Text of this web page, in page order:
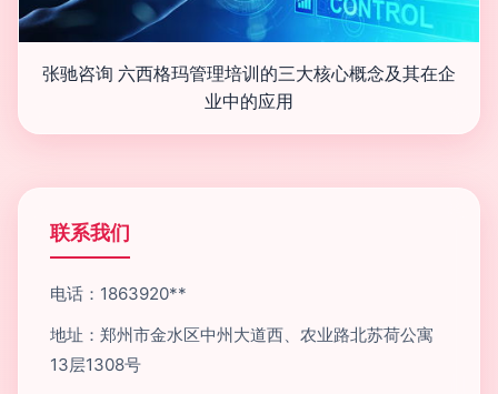
张驰咨询 六西格玛管理培训的三大核心概念及其在企
业中的应用
联系我们
电话：1863920**
地址：郑州市金水区中州大道西、农业路北苏荷公寓
13层1308号